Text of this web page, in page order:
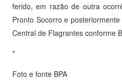
ferido, em razão de outra
Pronto Socorro e
Central de Flagrantes conforme
*
Foto e fonte BPA